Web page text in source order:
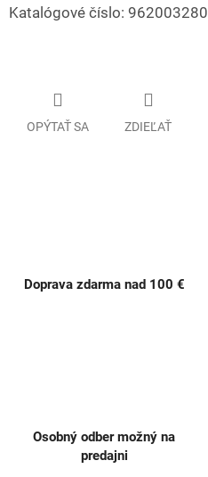
Katalógové číslo:
OPÝTAŤ SA ZDIEĽAŤ
Doprava zdarma nad 100 €
Osobný odber možný na
predajni